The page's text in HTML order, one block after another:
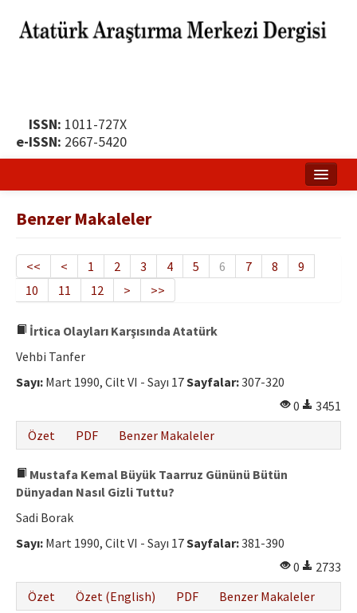
ISSN: 1011-727X
e-ISSN: 2667-5420
Yayın Politikası
Dergi Kurulları
Yayın İlkeleri
Etik İlkeler
Yazar Rehberi
Hakem Rehberi
Benzer Makaleler
<< < 1 2 3 4 5 6 7 8
9
10
11 12 > >>
İrtica Olayları Karşısında Atatürk
Vehbi Tanfer
Sayı: Mart 1990, Cilt VI - Sayı 17Sayfalar:307-320
0
3451
Özet
PDF Benzer Makaleler
Mustafa Kemal Büyük Taarruz Gününü Bütün
Dünyadan Nasıl Gizli Tuttu?
Sadi Borak
Sayı: Mart 1990, Cilt VI - Sayı 17Sayfalar:381-390
0
2733
Özet
Özet (English) PDF Benzer Makaleler